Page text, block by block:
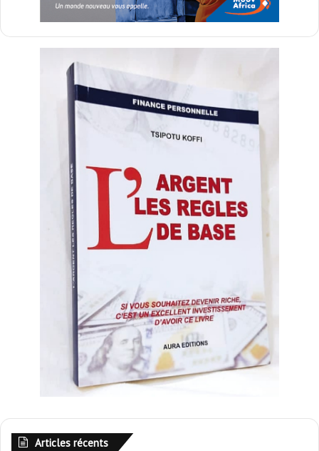
Articles récents